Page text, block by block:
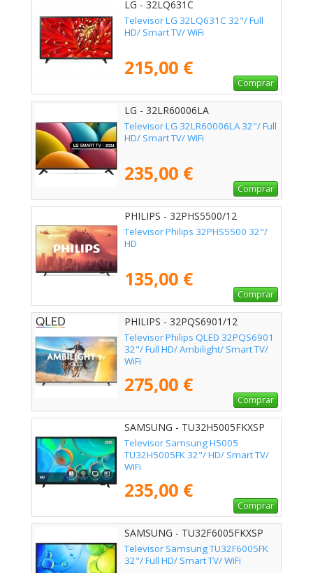
LG - 32LQ631C
Televisor LG 32LQ631C 32"/ Full
HD/ Smart TV/ WiFi
215,00 €
Comprar
LG - 32LR60006LA
Televisor LG 32LR60006LA 32"/ Full
HD/ Smart TV/ WiFi
235,00 €
Comprar
PHILIPS - 32PHS5500/12
Televisor Philips 32PHS5500 32"/
HD
135,00 €
Comprar
PHILIPS - 32PQS6901/12
Televisor Philips QLED 32PQS6901
32"/ Full HD/ Ambilight/ Smart TV/
WiFi
275,00 €
Comprar
SAMSUNG - TU32H5005FKXSP
Televisor Samsung H5005
TU32H5005FK 32"/ HD/ Smart TV/
WiFi
235,00 €
Comprar
SAMSUNG - TU32F6005FKXSP
Televisor Samsung TU32F6005FK
32"/ Full HD/ Smart TV/ WiFi